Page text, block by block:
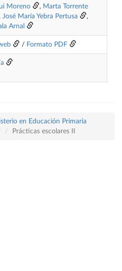
Moreno
, Marta Torrente
José María Yebra Pertusa
,
Arnal
/ Formato PDF
en Educación Primaria
Prácticas escolares II